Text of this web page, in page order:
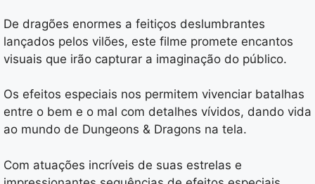
De dragões enormes a feitiços deslumbrantes
lançados pelos vilões, este filme promete encantos
visuais que irão capturar a imaginação do público.
Os efeitos especiais nos permitem vivenciar batalhas
entre o bem e o mal com detalhes vívidos, dando vida
ao mundo de Dungeons & Dragons na tela.
Com atuações incríveis de suas estrelas e